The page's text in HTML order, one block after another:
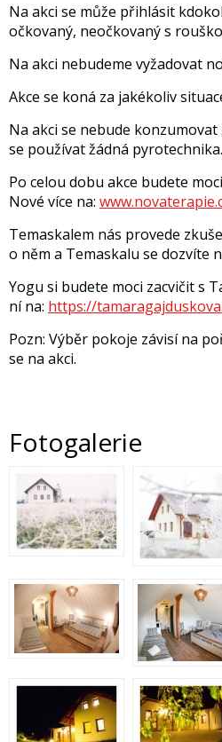
Na akci se může přihlásit
očkovaný, neočkovaný s
Na akci nebudeme vyžadovat
Akce se koná za jakékoliv
Na akci se nebude
se používat žádná pyrotechnika.
Po celou dobu akce budete
Nové více na:
Temaskalem nás provede
o něm a Temaskalu se dozvíte
Yogu si budete moci zacvičit s
ní na: https://
Pozn: Výběr pokoje závisí na
se na akci.
Fotogalerie